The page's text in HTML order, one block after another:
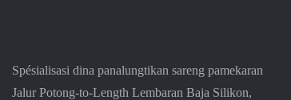
Spésialisasi dina panalungtikan sareng pamekaran
Jalur Potong-to-Length Lembaran Baja Silikon,